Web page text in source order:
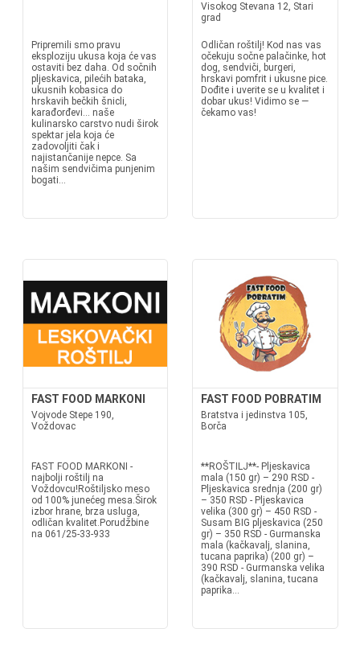
Pripremili smo pravu
eksploziju ukusa koja će vas
ostaviti bez daha. Od sočnih
pljeskavica, pilećih bataka,
ukusnih kobasica do
hrskavih bečkih šnicli,
karađorđevi... naše
kulinarsko carstvo nudi širok
spektar jela koja će
zadovoljiti čak i
najistančanije nepce. Sa
našim sendvičima punjenim
bogati...
Visokog Stevana 12, Stari
grad
Odličan roštilj! Kod nas vas
očekuju sočne palačinke, hot
dog, sendviči, burgeri,
hrskavi pomfrit i ukusne pice.
Dođite i uverite se u kvalitet i
dobar ukus! Vidimo se —
čekamo vas!
FAST FOOD MARKONI
Vojvode Stepe 190,
Voždovac
FAST FOOD MARKONI -
najbolji roštilj na
Voždovcu!Roštiljsko meso
od 100% junećeg mesa.Širok
izbor hrane, brza usluga,
odličan kvalitet.Porudžbine
na 061/25-33-933
FAST FOOD POBRATIM
Bratstva i jedinstva 105,
Borča
**ROŠTILJ**- Pljeskavica
mala (150 gr) – 290 RSD -
Pljeskavica srednja (200 gr)
– 350 RSD - Pljeskavica
velika (300 gr) – 450 RSD -
Susam BIG pljeskavica (250
gr) – 350 RSD - Gurmanska
mala (kačkavalj, slanina,
tucana paprika) (200 gr) –
390 RSD - Gurmanska velika
(kačkavalj, slanina, tucana
paprika...